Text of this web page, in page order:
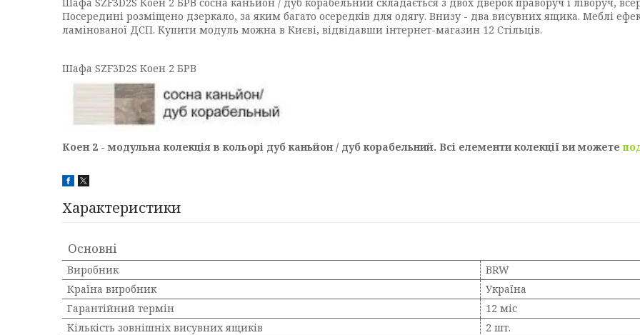
Посередині розміщено дзеркало, за яким багато осередків для одягу. Внизу - два висувних ящика. Меблі
ламінованої ДСП. Купити модуль можна в Києві, відвідавши інтернет-магазин 12 Стільців.
Шафа SZF3D2S Коен 2 БРВ
Коен 2 - модульна колекція в кольорі дуб каньйон / дуб корабельний. Всі елементи колекції ви можете
Характеристики
Основні
Виробник
BRW
Країна виробник
Україна
Гарантійний термін
12 міс
Кількість зовнішніх висувних ящиків
2 шт.